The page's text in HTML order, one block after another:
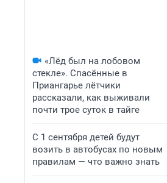
«Лёд был на лобовом
стекле». Спасённые в
Приангарье лётчики
рассказали, как выживали
почти трое суток в тайге
С 1 сентября детей будут
возить в автобусах по новым
правилам — что важно знать